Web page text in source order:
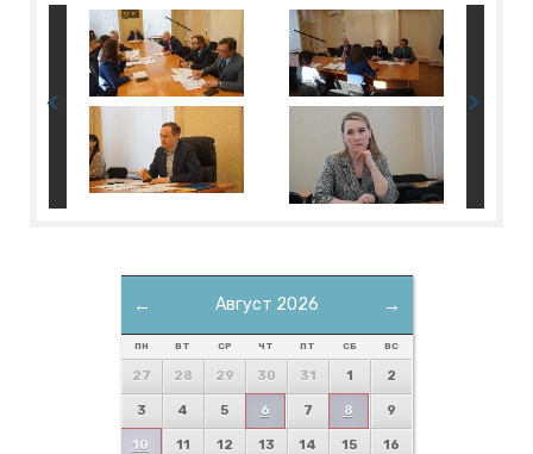
← →
Август 2026
ПН ВТ СР ЧТ ПТ СБ ВС
27 28 29 30 31 1 2
3 4 5 6 7 8 9
10 11 12 13 14 15 16